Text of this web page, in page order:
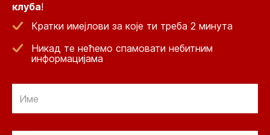
клуба!
Кратки имејлови за које ти треба 2 минута
Никад те нећемо спамовати небитним
информацијама